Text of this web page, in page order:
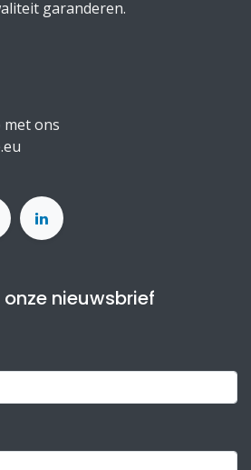
garanderen.
met ons
nieuwsbrief